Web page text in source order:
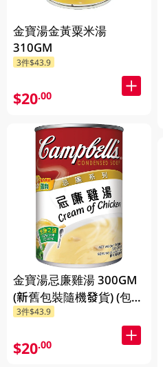
金寶湯金黃粟米湯
310GM
3件$43.9
$20.00
金寶湯忌廉雞湯 300GM
(新舊包裝隨機發貨) (包裝
隨機發放)
3件$43.9
$20.00